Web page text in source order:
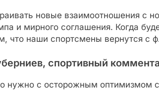
новые взаимоотношения с
и мирного соглашения. Когда
что наши спортсмены вернутся
спортивный
нужно с осторожным оптимизмом